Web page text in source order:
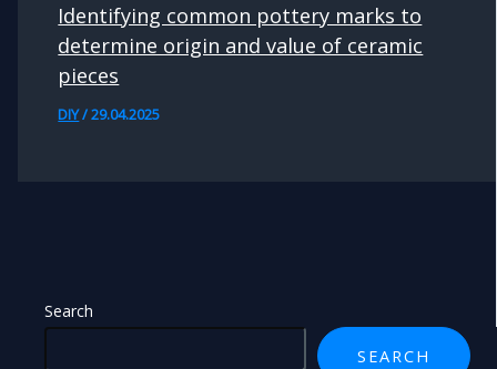
Search
SEARCH
Identifying common pottery marks to
determine origin and value of ceramic
pieces
DIY/29.04.2025